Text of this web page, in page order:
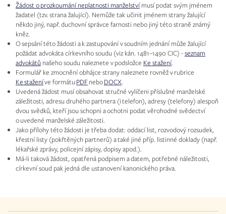
Žádost o prozkoumání neplatnosti manželstvímusí podat svým jménem
žadatel (tzv. strana žalující). Nemůže tak učinit jménem strany žalující
někdo jiný, např. duchovní správce farnosti nebo jiný této straně známý
kněz.
O sepsání této žádosti a k zastupování v soudním jednání může žalující
požádat advokáta církevního soudu (viz kán. 1481–1490 CIC) -seznam
advokátů našeho soudu naleznete v podsložce Ke stažení.
Formulář ke zmocnění obhájce strany naleznete rovněž v rubrice
Ke staženíve formátu PDFneboDOCX.
Uvedená žádost musí obsahovat stručné vylíčeni příslušné manželské
záležitosti, adresu druhého partnera (i telefon), adresy (telefony) alespoň
dvou svědků, kteří jsou schopni a ochotni podat věrohodné svědectví
o uvedené manželské záležitosti.
Jako přílohy této žádosti je třeba dodat: oddací list, rozvodový rozsudek,
křestní listy (pokřtěných partnerů) a také jiné příp. listinné doklady (např.
lékařské zprávy, policejní zápisy, dopisy apod.).
Má-li taková žádost, opatřená podpisem a datem, potřebné náležitosti,
církevní soud pak jedná dle ustanovení kanonického práva.